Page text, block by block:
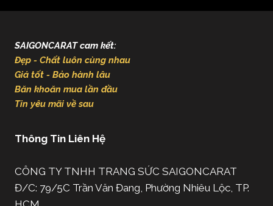
SAIGONCARAT cam kết:
Đẹp - Chất luôn cùng nhau
Giá tốt - Bảo hành lâu
Băn khoăn mua lần đầu
Tin yêu mãi về sau
Thông Tin Liên Hệ
CÔNG TY TNHH TRANG SỨC SAIGONCARAT
Đ/C: 79/5C Trần Văn Đang, Phường Nhiêu Lộc, TP.